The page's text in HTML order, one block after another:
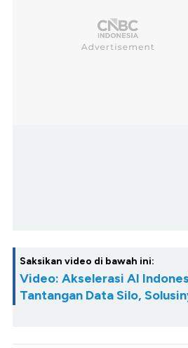
Saksikan video di bawah ini:
Video: Akselerasi AI
Tantangan Data Silo,